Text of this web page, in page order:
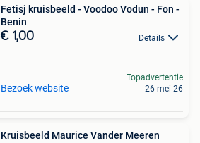
Fetisj kruisbeeld - Voodoo Vodun - Fon -
Benin
€ 1,00 Details
Bezoek website
Topadvertentie
26 mei 26
Kruisbeeld Maurice Vander Meeren